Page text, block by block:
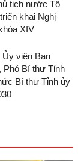
tịch nước Tô
khai Nghị
XIV
viên Ban
Phó Bí thư Tỉnh
Bí thư Tỉnh ủy